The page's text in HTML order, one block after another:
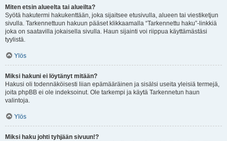
Miten etsin alueelta tai alueilta?
Syötä hakutermi hakukenttään, joka sijaitsee etusivulla, alueen tai viestiketjun
sivulla. Tarkennettuun hakuun pääset klikkaamalla “Tarkennettu haku”-linkkiä
joka on saatavilla jokaisella sivulla. Haun sijainti voi riippua käyttämästäsi
tyylistä.
Ylös
Miksi hakuni ei löytänyt mitään?
Hakusi oli todennäköisesti liian epämääräinen ja sisälsi useita yleisiä termejä,
joita phpBB ei ole indeksoinut. Ole tarkempi ja käytä Tarkennetun haun
valintoja.
Ylös
Miksi haku johti tyhjään sivuun!?